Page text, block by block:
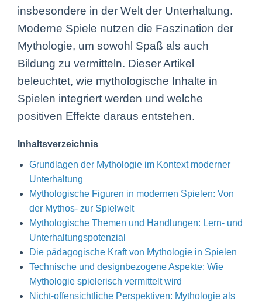
insbesondere in der Welt der Unterhaltung.
Moderne Spiele nutzen die Faszination der
Mythologie, um sowohl Spaß als auch
Bildung zu vermitteln. Dieser Artikel
beleuchtet, wie mythologische Inhalte in
Spielen integriert werden und welche
positiven Effekte daraus entstehen.
Inhaltsverzeichnis
Grundlagen der Mythologie im Kontext moderner
Unterhaltung
Mythologische Figuren in modernen Spielen: Von
der Mythos- zur Spielwelt
Mythologische Themen und Handlungen: Lern- und
Unterhaltungspotenzial
Die pädagogische Kraft von Mythologie in Spielen
Technische und designbezogene Aspekte: Wie
Mythologie spielerisch vermittelt wird
Nicht-offensichtliche Perspektiven: Mythologie als